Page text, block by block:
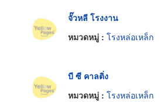
จั๊วหลี โรงงาน
หมวดหมู่ : โรงหล่อเหล็ก
บี ซี คาลติ่ง
หมวดหมู่ : โรงหล่อเหล็ก